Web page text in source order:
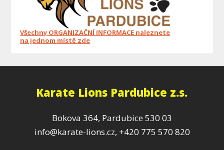
Všechny ORGANIZAČNÍ INFORMACE naleznete
na jednom místě zde
Karate Lions Pardubice z.s.
Bokova 364, Pardubice 530 03
info@karate-lions.cz, +420 775 570 820